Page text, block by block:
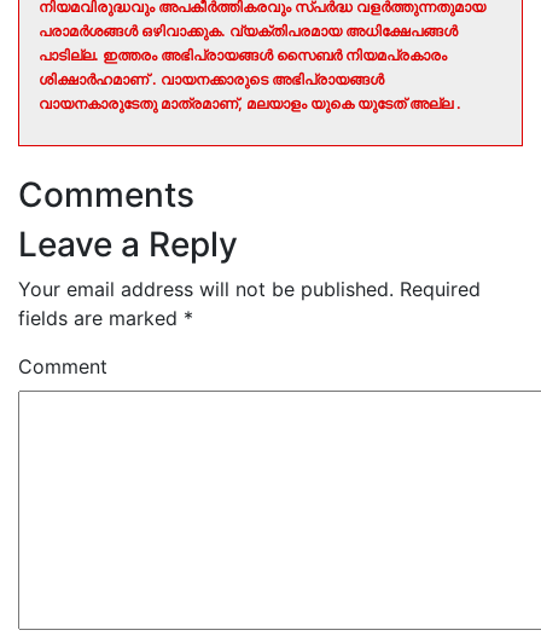
നിയമവിരുദ്ധവും അപകീർത്തികരവും സ്പർദ്ധ വളർത്തുന്നതുമായ
പരാമർശങ്ങൾ ഒഴിവാക്കുക. വ്യക്തിപരമായ അധിക്ഷേപങ്ങൾ
പാടില്ല. ഇത്തരം അഭിപ്രായങ്ങൾ സൈബർ നിയമപ്രകാരം
ശിക്ഷാർഹമാണ് . വായനക്കാരുടെ അഭിപ്രായങ്ങൾ
വായനകാരുടേതു മാത്രമാണ്, മലയാളം യുകെ യുടേത് അല്ല .
Comments
Leave a Reply
Your email address will not be published. Required
fields are marked *
Comment